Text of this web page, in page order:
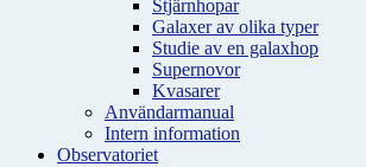
Stjärnhopar
Galaxer av olika typer
Studie av en galaxhop
Supernovor
Kvasarer
Användarmanual
Intern information
Observatoriet